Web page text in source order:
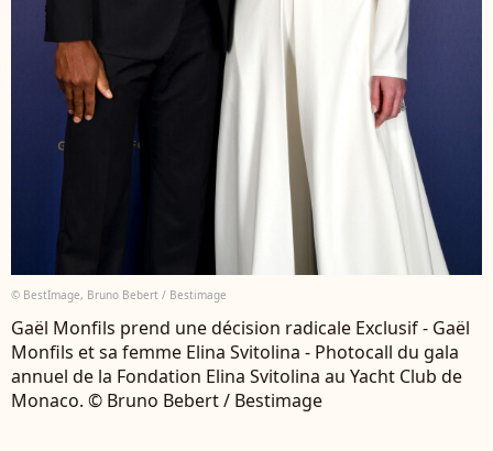
© BestImage, Bruno Bebert / Bestimage
Gaël Monfils prend une décision radicale Exclusif - Gaël
Monfils et sa femme Elina Svitolina - Photocall du gala
annuel de la Fondation Elina Svitolina au Yacht Club de
Monaco. © Bruno Bebert / Bestimage